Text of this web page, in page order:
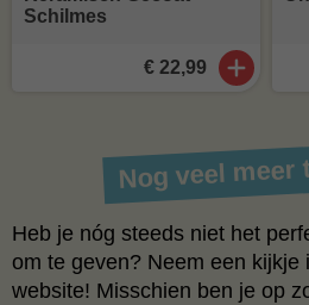
Schilmes
€ 22,99
Nog veel meer
Heb je nóg steeds niet het
om te geven? Neem een kijkje
website! Misschien ben je op